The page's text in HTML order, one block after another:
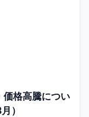
価格高騰につい
）